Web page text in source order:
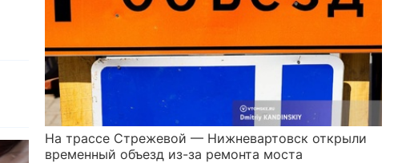
На трассе Стрежевой — Нижневартовск открыли
временный объезд из-за ремонта моста